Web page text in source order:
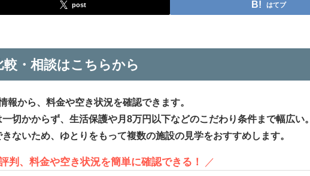
post はてブ
・相談はこちらから
から、料金や空き状況を確認できます。
切かからず、生活保護や月8万円以下などのこだわり条件まで幅広い。
ないため、ゆとりをもって複数の施設の見学をおすすめします。
判、料金や空き状況を簡単に確認できる！ ／